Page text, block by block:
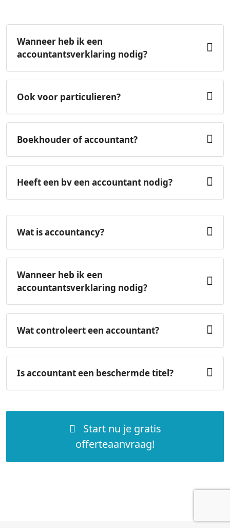
Wanneer heb ik een
accountantsverklaring nodig?
Ook voor particulieren?
Boekhouder of accountant?
Heeft een bv een accountant nodig?
Wat is accountancy?
Wanneer heb ik een
accountantsverklaring nodig?
Wat controleert een accountant?
Is accountant een beschermde titel?
Start nu je gratis
offerteaanvraag!